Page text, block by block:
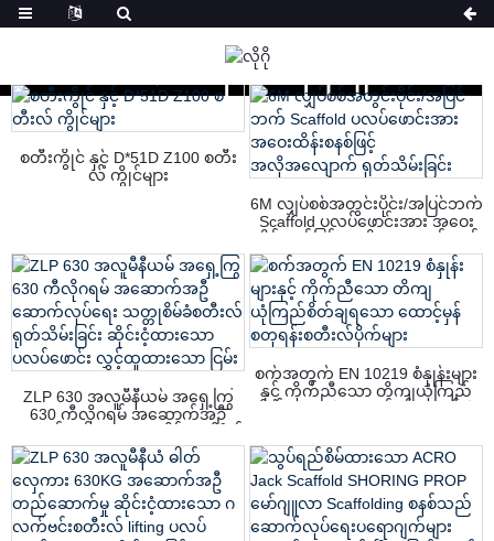
ထုတ်ကုန်များ
စတီးကွိုင် နှင့် D*51D Z100 စတီး
လ် ကွိုင်များ
6M လျှပ်စစ်အတွင်းပိုင်း/အပြင်ဘက်
Scaffold ပလပ်ဖောင်းအား အဝေး
သိမ်းခြင်း
ZLP 630 အလူမီနီယမ် အရှေ့ကြွ
630 ကီလိုဂရမ် အဆောက်အဦ
ရုတ်သိမ်းခြင်း ဆိုင်းငံ့ထားသော
ပလပ်ဖောင်း လွှင့်ထူထားသော ငြမ်း
စက်အတွက် EN 10219 စံနှုန်းများ
နှင့် ကိုက်ညီသော တိကျယုံကြည်